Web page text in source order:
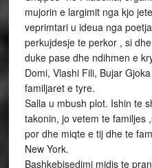
mujorin e largimit nga kjo
veprimtari u ideua nga
perkujdesje te perkor , si
duke pase dhe ndihmen e
Domi, Vlashi Fili, Bujar
familjaret e tyre.
Salla u mbush plot. Ishin te
takonin, jo vetem te familjes
por dhe miqte e tij dhe te
New York.
Bashkebisedimi midis te